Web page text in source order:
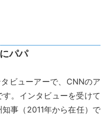
パパ
ビューアーで、CNNのア
す。インタビューを受けて
事（2011年から在任）で